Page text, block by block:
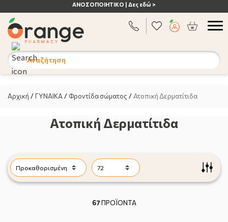
ΜΙΛΗΣΤΕΜΑΣ 212 000 2636
Αναζήτηση
Αρχική /ΓΥΝΑΙΚΑ / Φροντίδα σώματος / Ατοπική Δερματίτιδα
Ατοπική Δερματίτιδα
67ΠΡΟΪΟΝΤΑ